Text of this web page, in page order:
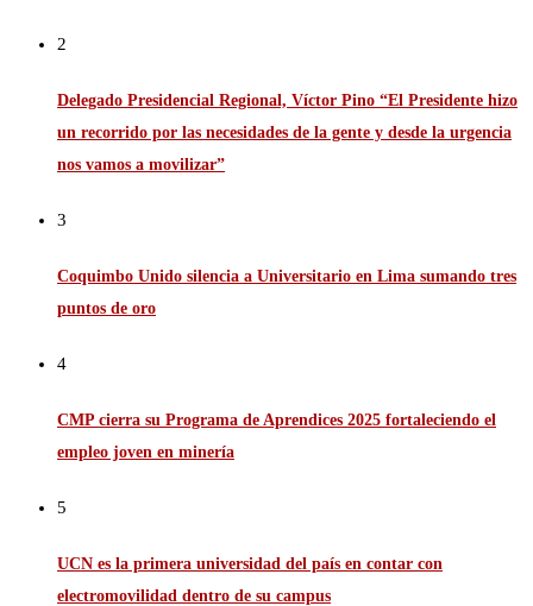
2
Delegado Presidencial Regional, Víctor Pino “El Presidente hizo
un recorrido por las necesidades de la gente y desde la urgencia
nos vamos a movilizar”
3
Coquimbo Unido silencia a Universitario en Lima sumando tres
puntos de oro
4
CMP cierra su Programa de Aprendices 2025 fortaleciendo el
empleo joven en minería
5
UCN es la primera universidad del país en contar con
electromovilidad dentro de su campus